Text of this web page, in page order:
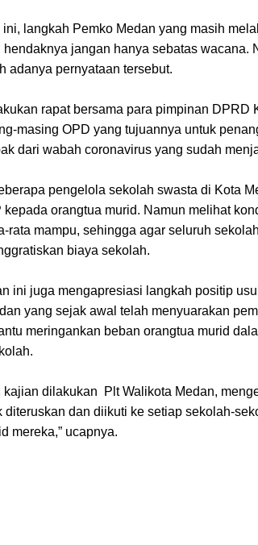
langkah Pemko Medan yang masih
jangan hanya sebatas wacana.
adanya pernyataan tersebut.
rapat bersama para pimpinan DPRD
masing OPD yang tujuannya untuk
dari wabah coronavirus yang sudah
pengelola sekolah swasta di Kota
orangtua murid. Namun melihat
rata mampu, sehingga agar seluruh
biaya sekolah.
ini juga mengapresiasi langkah positip
yang sejak awal telah menyuarakan
meringankan beban orangtua murid
kajian dilakukan Plt Walikota Medan,
dan diikuti ke setiap sekolah-
mereka,” ucapnya.